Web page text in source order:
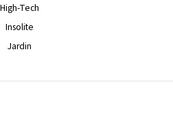
High-Tech
Insolite
Jardin